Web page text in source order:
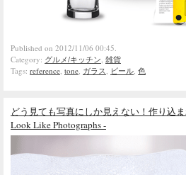
Published on 2012/11/06 00:45.
Category: グルメ/キッチン, 雑貨
Tags: reference, tone, ガラス, ビール, 色
どう見ても写真にしか見えない！作り込
Look Like Photographs -